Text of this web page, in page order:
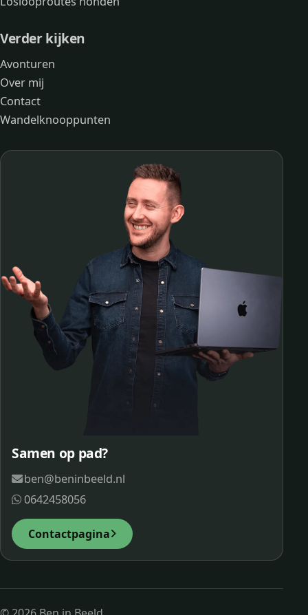
Verder kijken
Avonturen
Over mij
Contact
Wandelknooppunten
Samen op pad?
ben@beninbeeld.nl
0642458056
Contactpagina